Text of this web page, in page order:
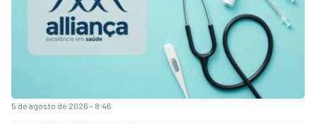
5 de agosto de 2026 - 8:46